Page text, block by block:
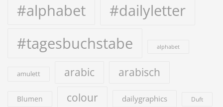
#alphabet
#dailyletter
#tagesbuchstabe
alphabet
amulett arabic arabisch
Blumen colour dailygraphics Duft